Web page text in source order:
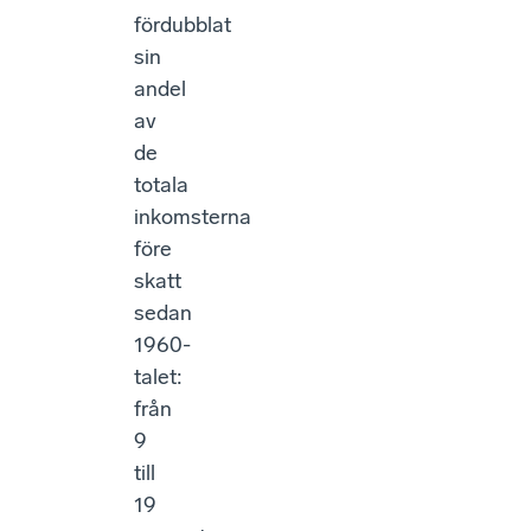
fördubblat
sin
andel
av
de
totala
inkomsterna
före
skatt
sedan
1960-
talet:
från
9
till
19